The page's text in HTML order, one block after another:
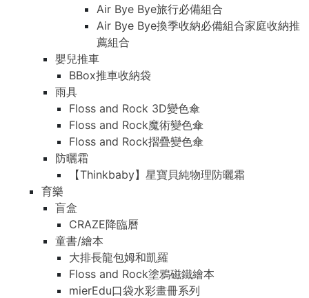
Air Bye Bye旅行必備組合
Air Bye Bye換季收納必備組合家庭收納推
薦組合
嬰兒推車
BBox推車收納袋
雨具
Floss and Rock 3D變色傘
Floss and Rock魔術變色傘
Floss and Rock摺疊變色傘
防曬霜
【Thinkbaby】星寶貝純物理防曬霜
育樂
盲盒
CRAZE降臨曆
童書/繪本
大排長龍包姆和凱羅
Floss and Rock塗鴉磁鐵繪本
mierEdu口袋水彩畫冊系列